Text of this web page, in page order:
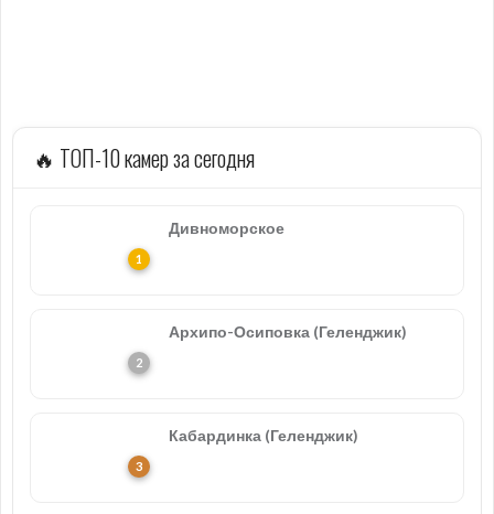
🔥 ТОП-10 камер за сегодня
Дивноморское
Архипо-Осиповка (Геленджик)
Кабардинка (Геленджик)